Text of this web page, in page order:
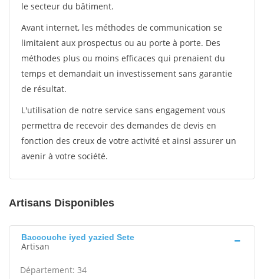
le secteur du bâtiment.
Avant internet, les méthodes de communication se
limitaient aux prospectus ou au porte à porte. Des
méthodes plus ou moins efficaces qui prenaient du
temps et demandait un investissement sans garantie
de résultat.
L'utilisation de notre service sans engagement vous
permettra de recevoir des demandes de devis en
fonction des creux de votre activité et ainsi assurer un
avenir à votre société.
Artisans Disponibles
Baccouche iyed yazied Sete
Artisan
Département: 34